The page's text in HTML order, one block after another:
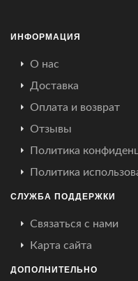
ИНФОРМАЦИЯ
О нас
Доставка
Оплата и возврат
Отзывы
Политика
Политика
СЛУЖБА ПОДДЕРЖКИ
Связаться с нами
Карта сайта
ДОПОЛНИТЕЛЬНО